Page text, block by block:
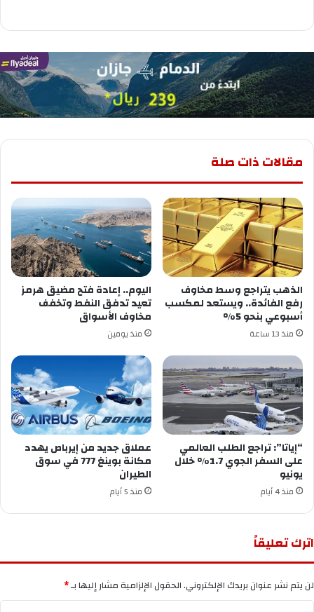
مقالات ذات صلة
الذهب يتراجع وسط مخاوف
رفع الفائدة.. ويستعد لمكسب
أسبوعي بنحو 5%
منذ 13 ساعة
اليوم.. إعادة فتح مضيق هرمز
تعيد تدفق النفط وتخفف
مخاوف الأسواق
منذ يومين
“إياتا”: تراجع الطلب العالمي
على السفر الجوي 1.7% خلال
يونيو
منذ 4 أيام
عملاق جديد من إيرباص يهدد
مكانة بوينغ 777 في سوق
الطيران
منذ 5 أيام
اترك تعليقاً
لن يتم نشر عنوان بريدك الإلكتروني.الحقول الإلزامية مشار إليها بـ*